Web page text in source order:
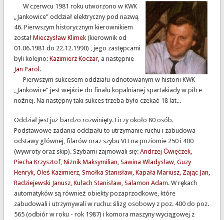
W czerwcu 1981 roku utworzono w KWK
„Jankowice” oddział elektryczny pod nazwą
46. Pierwszym historycznym kierownikiem
został Mieczysław Klimek(kierownik od
01.06.1981 do 22.12.1990) , jego zastępcami
byli kolejno: Kazimierz Koczar, a następnie
Jan Parol .
Pierwszym sukcesem oddziału odnotowanym w historii KWK
„Jankowice” jest wejście do finału kopalnianej spartakiady w piłce
nożnej. Na następny taki sukces trzeba było czekać 18 lat...
Oddział jest już bardzo rozwinięty. Liczy około 80 osób.
Podstawowe zadania oddziału to utrzymanie ruchu i zabudowa
odstawy głównej, filarów oraz szybu VII na poziomie 250 i 400
(wywroty oraz skip). Szybami zajmowali się: Andrzej Ćwięczek,
Piecha Krzysztof, Niżnik Maksymilian, Sawina Władysław, Guzy
Henryk, Oleś Kazimierz, Smołka Stanisław, Kapała Mariusz, Zając Jan,
Radziejewski Janusz, Kułach Stanisław, Salamon Adam. W rękach
automatyków są również obiekty pozaprzodkowe, które
zabudowali i utrzymywali w ruchu: ślizg osobowy z poz. 400 do poz.
565 (odbiór w roku - rok 1987) i komora maszyny wyciągowej z